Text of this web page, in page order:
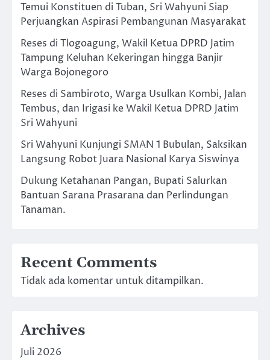
Temui Konstituen di Tuban, Sri Wahyuni Siap
Perjuangkan Aspirasi Pembangunan Masyarakat
Reses di Tlogoagung, Wakil Ketua DPRD Jatim
Tampung Keluhan Kekeringan hingga Banjir
Warga Bojonegoro
Reses di Sambiroto, Warga Usulkan Kombi, Jalan
Tembus, dan Irigasi ke Wakil Ketua DPRD Jatim
Sri Wahyuni
Sri Wahyuni Kunjungi SMAN 1 Bubulan, Saksikan
Langsung Robot Juara Nasional Karya Siswinya
Dukung Ketahanan Pangan, Bupati Salurkan
Bantuan Sarana Prasarana dan Perlindungan
Tanaman.
Recent Comments
Tidak ada komentar untuk ditampilkan.
Archives
Juli 2026